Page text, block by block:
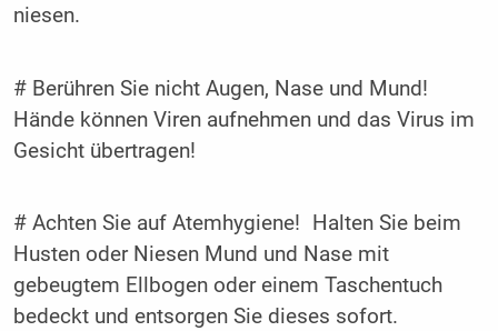
niesen.
# Berühren Sie nicht Augen, Nase und Mund!
Hände können Viren aufnehmen und das Virus im
Gesicht übertragen!
# Achten Sie auf Atemhygiene! Halten Sie beim
Husten oder Niesen Mund und Nase mit
gebeugtem Ellbogen oder einem Taschentuch
bedeckt und entsorgen Sie dieses sofort.